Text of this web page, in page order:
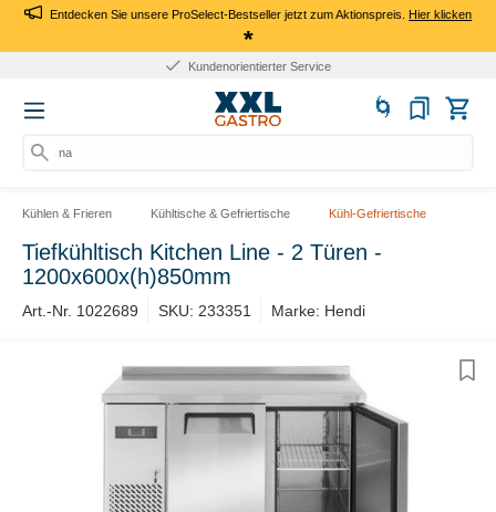
Entdecken Sie unsere ProSelect-Bestseller jetzt zum Aktionspreis.Hier klicken
*
Kundenorientierter Service
nach
Kühlen & Frieren Kühltische & Gefriertische Kühl-Gefriertische
Tiefkühltisch Kitchen Line - 2 Türen -
1200x600x(h)850mm
Art.-Nr. 1022689 SKU: 233351 Marke: Hendi